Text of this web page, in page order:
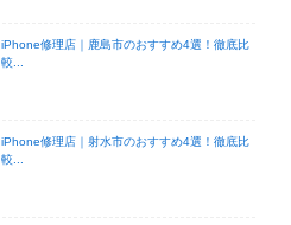
iPhone修理店｜鹿島市のおすすめ4選！徹底比
較...
iPhone修理店｜射水市のおすすめ4選！徹底比
較...